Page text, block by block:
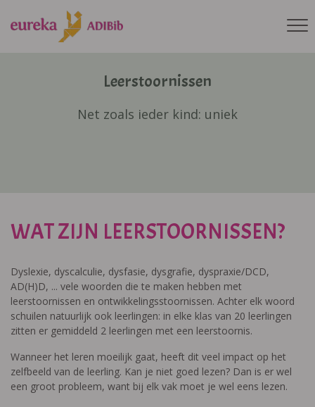
Leerstoornissen
Net zoals ieder kind: uniek
WAT ZIJN LEERSTOORNISSEN?
Dyslexie, dyscalculie, dysfasie, dysgrafie, dyspraxie/DCD,
AD(H)D, ... vele woorden die te maken hebben met
leerstoornissen en ontwikkelingsstoornissen. Achter elk woord
schuilen natuurlijk ook leerlingen: in elke klas van 20 leerlingen
zitten er gemiddeld 2 leerlingen met een leerstoornis.
Wanneer het leren moeilijk gaat, heeft dit veel impact op het
zelfbeeld van de leerling. Kan je niet goed lezen? Dan is er wel
een groot probleem, want bij elk vak moet je wel eens lezen.